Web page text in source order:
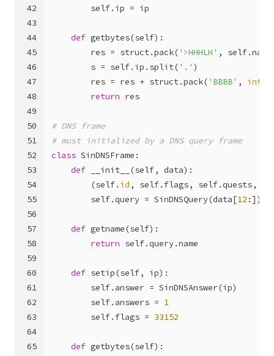
42
43
44
45
46
47
48
49
50
51
52
53
54
55
56
57
58
59
60
61
62
63
64
65
self.ip = ip
def getbytes(self):
        res = struct.pack(
'>HHHLH' , self
        s =
self.ip.split( '.' )
        res = res + struct.pack(
'BBBB' , int
return res
# DNS frame
# must initialized by a DNS query frame
class SinDNSFrame :
def
__init__ (self, data):
        (
self. id , self.flags, self.quests,
self.query = SinDNSQuery(data[12 :])
def getname(self):
return self.query.name
def setip(self, ip):
self.answer = SinDNSAnswer(ip)
self.answers = 1
self.flags = 33152
def getbytes(self):